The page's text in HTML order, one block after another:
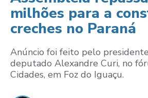
milhões para a
creches no Paraná
Anúncio foi feito pelo
deputado Alexandre Curi, no
Cidades, em Foz do Iguaçu.